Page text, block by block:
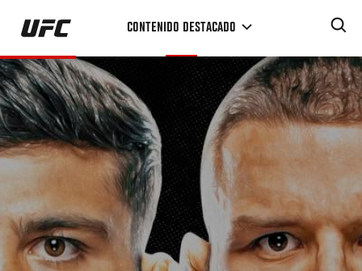
Pasar
contenido
principal
CONTENIDO DESTACADO